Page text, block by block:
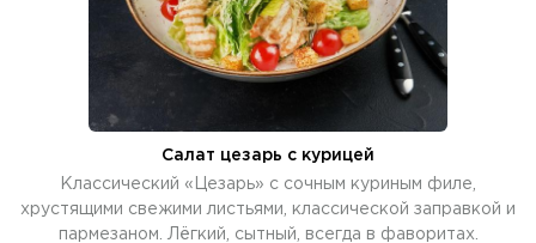
Салат цезарь с курицей
Классический «Цезарь» с сочным куриным филе,
хрустящими свежими листьями, классической заправкой и
пармезаном. Лёгкий, сытный, всегда в фаворитах.